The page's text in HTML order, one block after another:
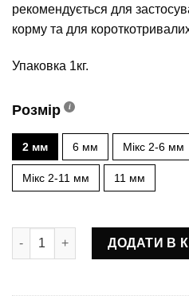
рекомендується для
корму та для
Упаковка 1кг.
Розмір
2 мм 6 мм Мікс 2-6 мм
Мікс 2-11 мм 11 мм
Пеллетс Scout «Trout pellets»
ДОДАТИ В